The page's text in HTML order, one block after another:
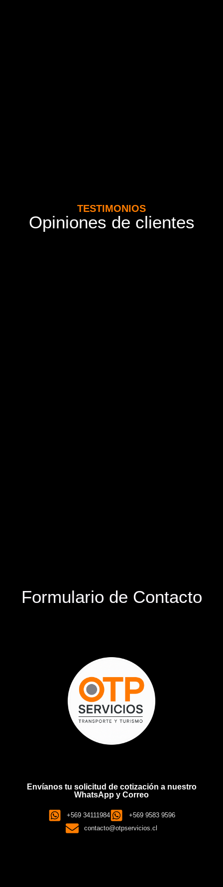
TESTIMONIOS
Opiniones de clientes
Formulario de Contacto
Envíanos tu solicitud de cotización a nuestro
WhatsApp y Correo
+569 34111984
+569 9583 9596
contacto@otpservicios.cl